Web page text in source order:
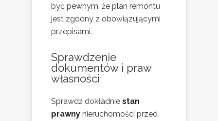
być pewnym, że plan remontu
jest zgodny z obowiązującymi
przepisami.
Sprawdzenie
dokumentów i praw
własności
Sprawdź dokładnie stan
prawny nieruchomości przed